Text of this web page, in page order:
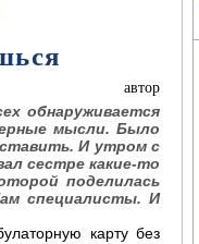
автор
обнаруживается
мысли. Было
ставить. И утром с
сестре какие-то
поделилась
специалисты. И
карту без